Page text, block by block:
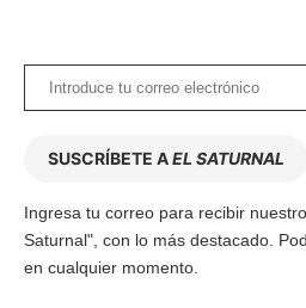
SUSCRÍBETE AEL SATURNAL
Ingresa tu correo para recibir nuestro
Saturnal", con lo más destacado.
en cualquier momento.